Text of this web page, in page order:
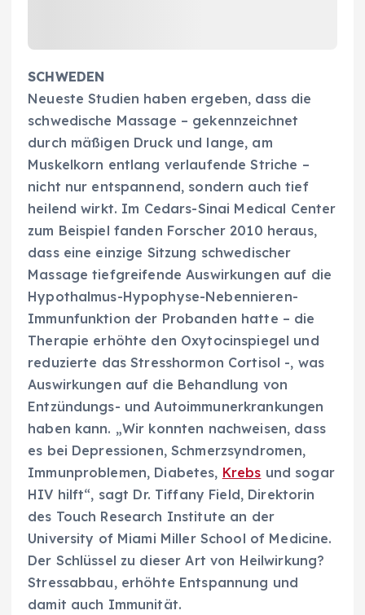
SCHWEDEN
Neueste Studien haben ergeben, dass die
schwedische Massage – gekennzeichnet
durch mäßigen Druck und lange, am
Muskelkorn entlang verlaufende Striche –
nicht nur entspannend, sondern auch tief
heilend wirkt. Im Cedars-Sinai Medical Center
zum Beispiel fanden Forscher 2010 heraus,
dass eine einzige Sitzung schwedischer
Massage tiefgreifende Auswirkungen auf die
Hypothalmus-Hypophyse-Nebennieren-
Immunfunktion der Probanden hatte – die
Therapie erhöhte den Oxytocinspiegel und
reduzierte das Stresshormon Cortisol -, was
Auswirkungen auf die Behandlung von
Entzündungs- und Autoimmunerkrankungen
haben kann. „Wir konnten nachweisen, dass
es bei Depressionen, Schmerzsyndromen,
Immunproblemen, Diabetes, Krebs und sogar
HIV hilft“, sagt Dr. Tiffany Field, Direktorin
des Touch Research Institute an der
University of Miami Miller School of Medicine.
Der Schlüssel zu dieser Art von Heilwirkung?
Stressabbau, erhöhte Entspannung und
damit auch Immunität.